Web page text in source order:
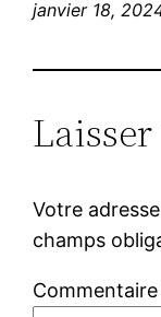
janvier 18,
Votre
champs
Commentaire